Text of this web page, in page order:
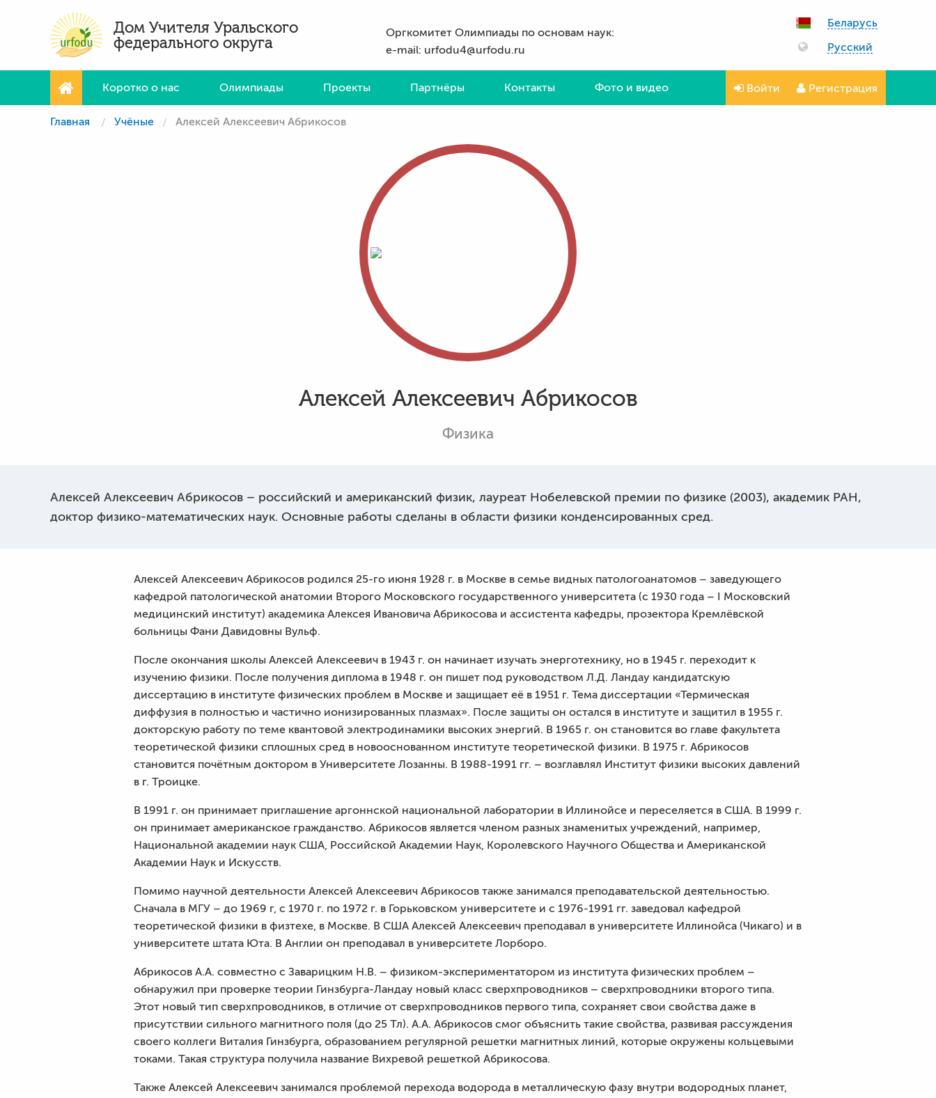
Дом Учителя Уральского
федерального округа
Оргкомитет Олимпиады по основам наук:
e-mail: urfodu4@urfodu.ru
Беларусь
Русский
Коротко о нас Олимпиады Проекты Партнёры Контакты Фото и видео Войти Регистрация
Главная Учёные Алексей Алексеевич Абрикосов
Алексей Алексеевич Абрикосов
Физика
Алексей Алексеевич Абрикосов – российский и американский физик, лауреат Нобелевской премии по физике (2003), академик РАН,
доктор физико-математических наук. Основные работы сделаны в области физики конденсированных сред.
Алексей Алексеевич Абрикосов родился 25-го июня 1928 г. в Москве в семье видных патологоанатомов – заведующего
кафедрой патологической анатомии Второго Московского государственного университета (с 1930 года – I Московский
медицинский институт) академика Алексея Ивановича Абрикосова и ассистента кафедры, прозектора Кремлёвской
больницы Фани Давидовны Вульф.
После окончания школы Алексей Алексеевич в 1943 г. он начинает изучать энерготехнику, но в 1945 г. переходит к
изучению физики. После получения диплома в 1948 г. он пишет под руководством Л.Д. Ландау кандидатскую
диссертацию в институте физических проблем в Москве и защищает её в 1951 г. Тема диссертации «Термическая
диффузия в полностью и частично ионизированных плазмах». После защиты он остался в институте и защитил в 1955 г.
докторскую работу по теме квантовой электродинамики высоких энергий. В 1965 г. он становится во главе факультета
теоретической физики сплошных сред в новооснованном институте теоретической физики. В 1975 г. Абрикосов
становится почётным доктором в Университете Лозанны. В 1988-1991 гг. – возглавлял Институт физики высоких давлений
в г. Троицке.
В 1991 г. он принимает приглашение аргоннской национальной лаборатории в Иллинойсе и переселяется в США. В 1999 г.
он принимает американское гражданство. Абрикосов является членом разных знаменитых учреждений, например,
Национальной академии наук США, Российской Академии Наук, Королевского Научного Общества и Американской
Академии Наук и Искусств.
Помимо научной деятельности Алексей Алексеевич Абрикосов также занимался преподавательской деятельностью.
Сначала в МГУ – до 1969 г, с 1970 г. по 1972 г. в Горьковском университете и с 1976-1991 гг. заведовал кафедрой
теоретической физики в физтехе, в Москве. В США Алексей Алексеевич преподавал в университете Иллинойса (Чикаго) и в
университете штата Юта. В Англии он преподавал в университете Лорборо.
Абрикосов А.А. совместно с Заварицким Н.В. – физиком-экспериментатором из института физических проблем –
обнаружил при проверке теории Гинзбурга-Ландау новый класс сверхпроводников – сверхпроводники второго типа.
Этот новый тип сверхпроводников, в отличие от сверхпроводников первого типа, сохраняет свои свойства даже в
присутствии сильного магнитного поля (до 25 Тл). А.А. Абрикосов смог объяснить такие свойства, развивая рассуждения
своего коллеги Виталия Гинзбурга, образованием регулярной решетки магнитных линий, которые окружены кольцевыми
токами. Такая структура получила название Вихревой решеткой Абрикосова.
Также Алексей Алексеевич занимался проблемой перехода водорода в металлическую фазу внутри водородных планет,